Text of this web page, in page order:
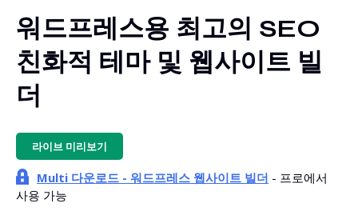
가격
더 보기
로그인
업그레이드
워드프레스용 최고의 SEO
친화적 테마 및 웹사이트 빌
더
라이브 미리보기
Multi 다운로드 - 워드프레스 웹사이트 빌더 - 프로에서
사용 가능